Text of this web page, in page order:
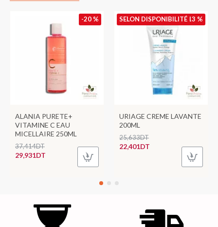
-20 %
ALANIA PURETE+
VITAMINE C EAU
MICELLAIRE 250ML
29,931DT
37,414DT
-13 %
SELON DISPONIBILITÉ
URIAGE CREME LAVANTE
200ML
22,401DT
25,633DT